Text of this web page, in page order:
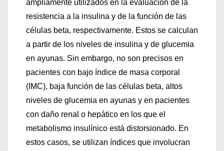
ampliamente utilizados en la evaluación de la
resistencia a la insulina y de la función de las
células beta, respectivamente. Estos se calculan
a partir de los niveles de insulina y de glucemia
en ayunas. Sin embargo, no son precisos en
pacientes con bajo índice de masa corporal
(IMC), baja función de las células beta, altos
niveles de glucemia en ayunas y en pacientes
con daño renal o hepático en los que el
metabolismo insulínico está distorsionado. En
estos casos, se utilizan índices que involucran